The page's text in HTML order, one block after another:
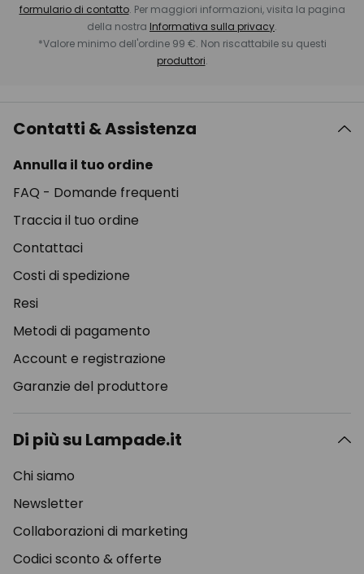
formulario di contatto. Per maggiori informazioni, visita la pagina
della nostra Informativa sulla privacy.
*Valore minimo dell'ordine 99 €. Non riscattabile su questi
produttori.
Contatti & Assistenza
Annulla il tuo ordine
FAQ - Domande frequenti
Traccia il tuo ordine
Contattaci
Costi di spedizione
Resi
Metodi di pagamento
Account e registrazione
Garanzie del produttore
Di più su Lampade.it
Chi siamo
Newsletter
Collaborazioni di marketing
Codici sconto & offerte